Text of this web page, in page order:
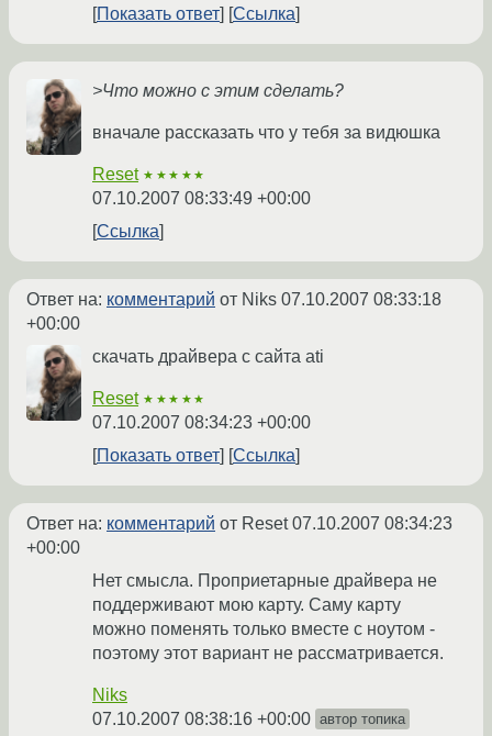
Показать ответ Ссылка
>Что можно с этим сделать?
вначале рассказать что у тебя за видюшка
Reset ★★★★★
07.10.2007 08:33:49 +00:00
Ссылка
Ответ на: комментарий от Niks 07.10.2007 08:33:18
+00:00
скачать драйвера с сайта ati
Reset ★★★★★
07.10.2007 08:34:23 +00:00
Показать ответ
Ссылка
Ответ на: комментарий от Reset07.10.2007 08:34:23
+00:00
Нет смысла. Проприетарные драйвера не
поддерживают мою карту. Саму карту
можно поменять только вместе с ноутом -
поэтому этот вариант не рассматривается.
Niks
07.10.2007 08:38:16 +00:00 автор топика